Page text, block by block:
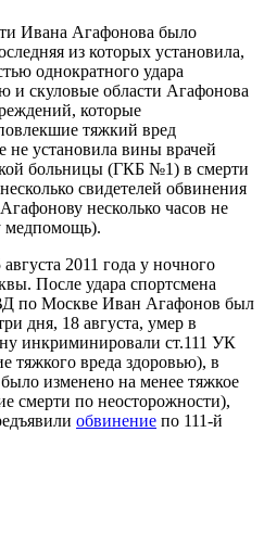
Ивана Агафонова было
из которых установила,
однократного удара
скуловые области Агафонова
которые
тяжкий вред
не установила вины врачей
больницы (ГКБ №1) в смерти
свидетелей обвинения
несколько часов не
медпомощь).
2011 года у ночного
После удара спортсмена
по Москве Иван Агафонов был
дня, 18 августа, умер в
инкриминировали ст.111 УК
тяжкого вреда здоровью), в
изменено на менее тяжкое
по неосторожности),
обвинение по 111-й